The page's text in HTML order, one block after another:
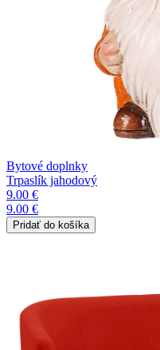
Bytové doplnky
Trpaslík jahodový
9.00 €
9.00 €